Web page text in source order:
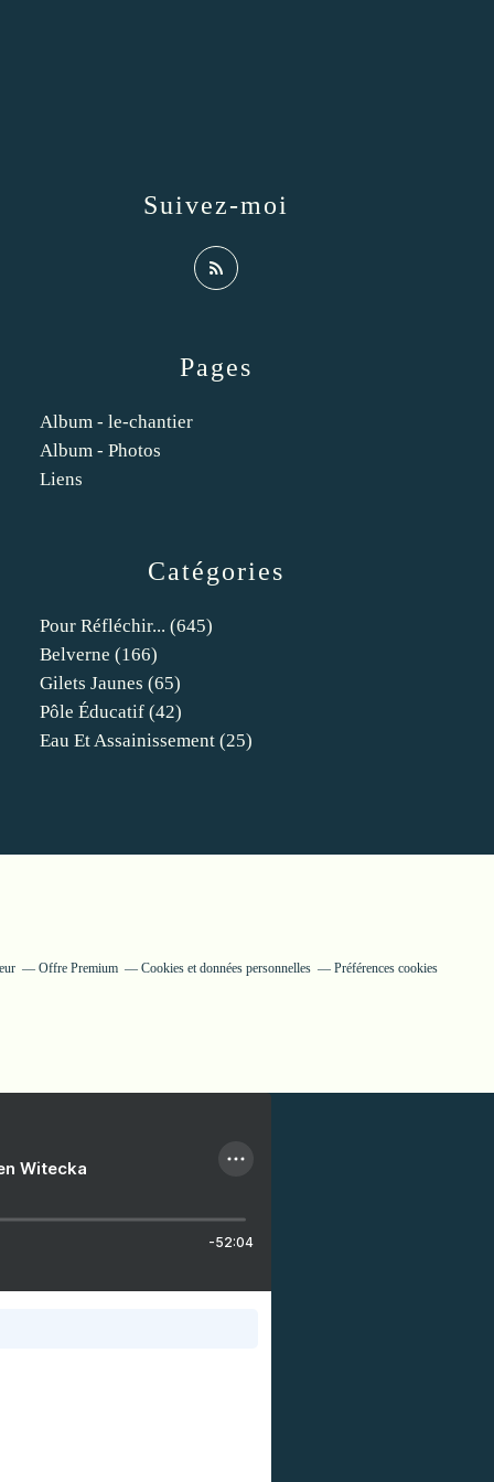
Catégories
Pour Réfléchir... (645)
Belverne (166)
Gilets Jaunes (65)
Pôle Éducatif (42)
Eau Et Assainissement (25)
Pages
Album - le-chantier
Album - Photos
Liens
Suivez-moi
Offre Premium Cookies et données personnelles Préférences cookies
Witecka
-52:04